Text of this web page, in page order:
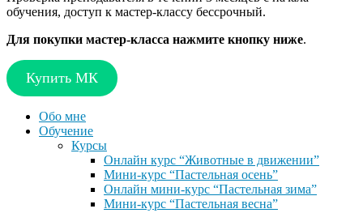
обучения, доступ к мастер-классу бессрочный.
Для покупки мастер-класса нажмите кнопку ниже.
Купить МК
Обо мне
Обучение
Курсы
Онлайн курс “Животные в движении”
Мини-курс “Пастельная осень”
Онлайн мини-курс “Пастельная зима”
Мини-курс “Пастельная весна”